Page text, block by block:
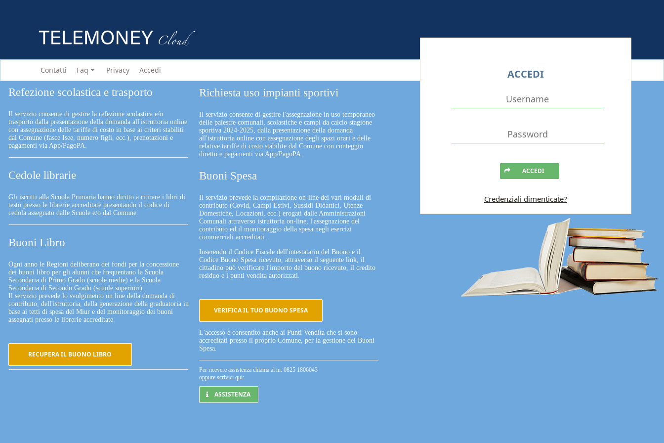
Contatti Faq Privacy Accedi
Refezione scolastica e trasporto
Il servizio consente di gestire la refezione scolastica e/o
trasporto dalla presentazione della domanda all'istruttoria online
con assegnazione delle tariffe di costo in base ai criteri stabiliti
dal Comune (fasce Isee, numero figli, ecc.), prenotazioni e
pagamenti via App/PagoPA.
Cedole librarie
Gli iscritti alla Scuola Primaria hanno diritto a ritirare i libri di
testo presso le librerie accreditate presentando il codice di
cedola assegnato dalle Scuole e/o dal Comune.
Buoni Libro
Ogni anno le Regioni deliberano dei fondi per la concessione
dei buoni libro per gli alunni che frequentano la Scuola
Secondaria di Primo Grado (scuole medie) e la Scuola
Secondaria di Secondo Grado (scuole superiori).
Il servizio prevede lo svolgimento on line della domanda di
contributo, dell'istruttoria, della generazione della graduatoria in
base ai tetti di spesa del Miur e del monitoraggio dei buoni
assegnati presso le librerie accreditate.
RECUPERA IL BUONO LIBRO
Richiesta uso impianti sportivi
Il servizio consente di gestire l'assegnazione in uso temporaneo
delle palestre comunali, scolastiche e campi da calcio stagione
sportiva 2024-2025, dalla presentazione della domanda
all'istruttoria online con assegnazione degli spazi orari e delle
relative tariffe di costo stabilite dal Comune con conteggio
diretto e pagamenti via App/PagoPA.
Buoni Spesa
Il servizio prevede la compilazione on-line dei vari moduli di
contributo (Covid, Campi Estivi, Sussidi Didattici, Utenze
Domestiche, Locazioni, ecc.) erogati dalle Amministrazioni
Comunali attraverso istruttoria on-line, l'assegnazione del
contributo ed il monitoraggio della spesa negli esercizi
commerciali accreditati.
Inserendo il Codice Fiscale dell'intestatario del Buono e il
Codice Buono Spesa ricevuto, attraverso il seguente link, il
cittadino può verificare l'importo del buono ricevuto, il credito
residuo e i punti vendita autorizzati.
VERIFICA IL TUO BUONO SPESA
L'accesso è consentito anche ai Punti Vendita che si sono
accreditati presso il proprio Comune, per la gestione dei Buoni
Spesa.
Per ricevere assistenza chiama al nr. 0825 1806043
oppure scrivici qui:
ASSISTENZA
ACCEDI
ACCEDI
Credenziali dimenticate?